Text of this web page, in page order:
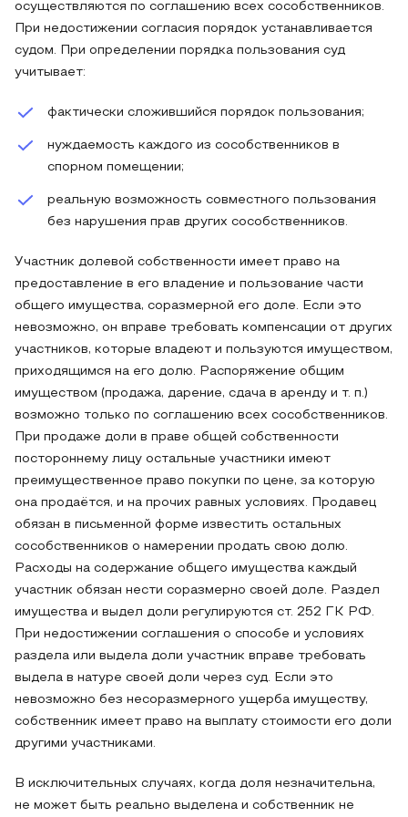
осуществляются по соглашению всех сособственников.
При недостижении согласия порядок устанавливается
судом. При определении порядка пользования суд
учитывает:
фактически сложившийся порядок пользования;
нуждаемость каждого из сособственников в
спорном помещении;
реальную возможность совместного пользования
без нарушения прав других сособственников.
Участник долевой собственности имеет право на
предоставление в его владение и пользование части
общего имущества, соразмерной его доле. Если это
невозможно, он вправе требовать компенсации от других
участников, которые владеют и пользуются имуществом,
приходящимся на его долю. Распоряжение общим
имуществом (продажа, дарение, сдача в аренду и т. п.)
возможно только по соглашению всех сособственников.
При продаже доли в праве общей собственности
постороннему лицу остальные участники имеют
преимущественное право покупки по цене, за которую
она продаётся, и на прочих равных условиях. Продавец
обязан в письменной форме известить остальных
сособственников о намерении продать свою долю.
Расходы на содержание общего имущества каждый
участник обязан нести соразмерно своей доле. Раздел
имущества и выдел доли регулируются ст. 252 ГК РФ.
При недостижении соглашения о способе и условиях
раздела или выдела доли участник вправе требовать
выдела в натуре своей доли через суд. Если это
невозможно без несоразмерного ущерба имуществу,
собственник имеет право на выплату стоимости его доли
другими участниками.
В исключительных случаях, когда доля незначительна,
не может быть реально выделена и собственник не